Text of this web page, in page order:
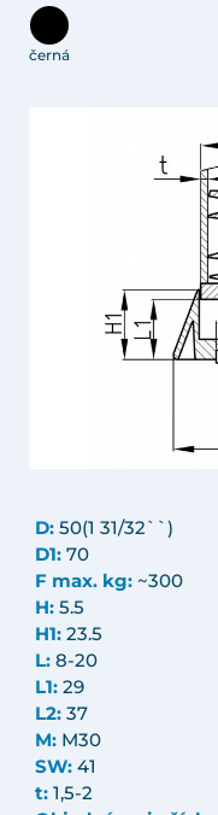
černá
D: 50(1 31/32``)
D1: 70
F max. kg: ~300
H: 5.5
H1: 23.5
L: 8-20
L1: 29
L2: 37
M: M30
SW: 41
t: 1,5-2